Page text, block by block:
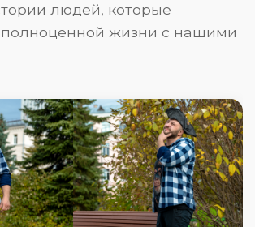
людей, которые
полноценной жизни с нашими